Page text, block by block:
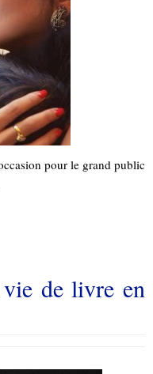
pour le grand public
de livre en